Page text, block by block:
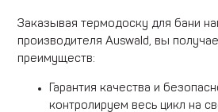
Заказывая термодоску для бани
производителя Auswald, вы
преимуществ:
Гарантия качества и
контролируем весь цикл на